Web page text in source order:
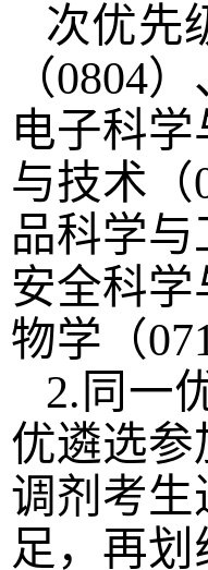
次优先
（0804
电子科学
与技术（
品科学与
安全科学
物学（
2. 同一
优遴选
调剂考
足，再